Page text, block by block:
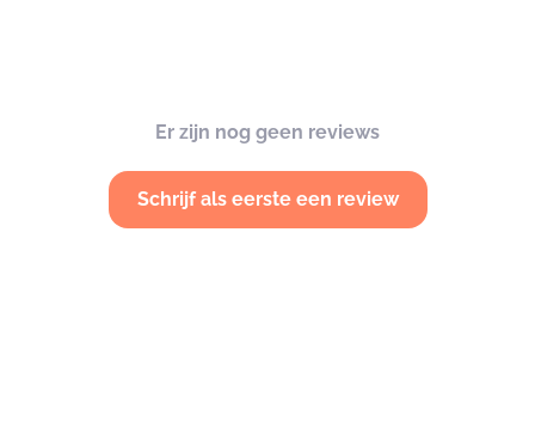
Er zijn nog geen reviews
Schrijf als eerste een review